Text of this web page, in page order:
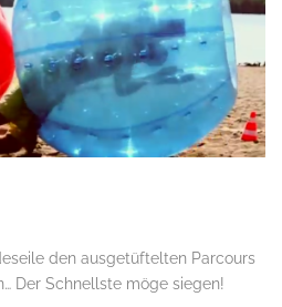
den ausgetüftelten Parcours
Der Schnellste möge siegen!